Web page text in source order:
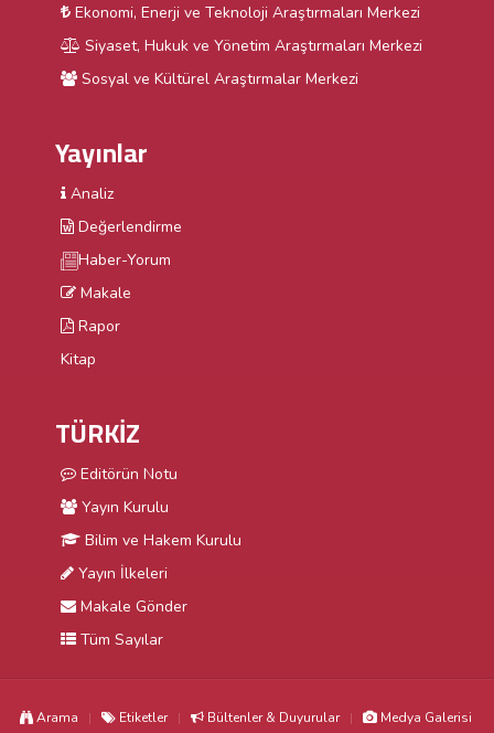
Ekonomi, Enerji ve Teknoloji Araştırmaları Merkezi
Siyaset, Hukuk ve Yönetim Araştırmaları Merkezi
Sosyal ve Kültürel Araştırmalar Merkezi
Yayınlar
Analiz
Değerlendirme
Haber-Yorum
Makale
Rapor
Kitap
TÜRKİZ
Editörün Notu
Yayın Kurulu
Bilim ve Hakem Kurulu
Yayın İlkeleri
Makale Gönder
Tüm Sayılar
Arama Etiketler Bültenler & Duyurular Medya Galerisi